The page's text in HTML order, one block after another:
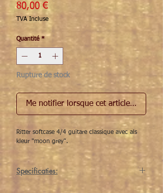
80,00 €Prix
TVA Incluse
Quantité *
Rupture de stock
Me notifier lorsque cet article est
Ritter softcase 4/4 guitare classique avec als
kleur "moon grey".
Specificaties:
Een superdikke housse die de maximale